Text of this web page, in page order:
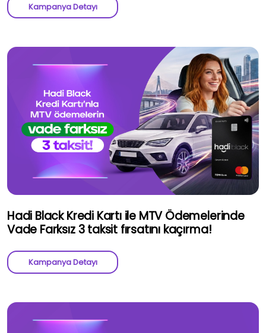
Kampanya Detayı
Hadi Black Kredi Kartı ile MTV Ödemelerinde
Vade Farksız 3 taksit fırsatını kaçırma!
Kampanya Detayı